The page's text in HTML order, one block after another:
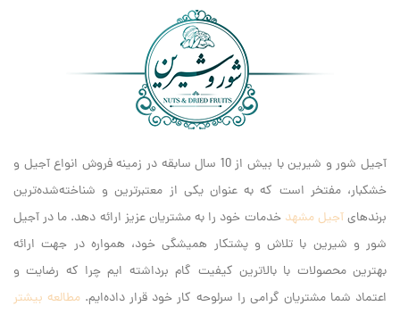
تبدیل کرده است.
آجیل شور و شیرین با بیش از 10 سال سابقه در زمینه فروش انواع آجیل و
خشکبار، مفتخر است که به عنوان یکی از معتبرترین و شناخته‌شده‌ترین
برندهایآجیل مشهد خدمات خود را به مشتریان عزیز ارائه دهد. ما در آجیل
شور و شیرین با تلاش و پشتکار همیشگی خود، همواره در جهت ارائه
بهترین محصولات با بالاترین کیفیت گام برداشته ایم‌ چرا که رضایت و
اعتماد شما مشتریان گرامی را سرلوحه کار خود قرار داده‌ایم. مطالعه بیشتر